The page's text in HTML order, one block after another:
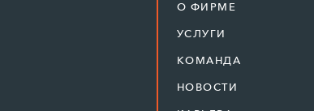
О ФИРМЕ
УСЛУГИ
КОМАНДА
НОВОСТИ